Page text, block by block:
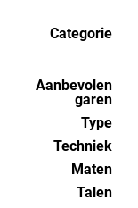
Categorie
Aanbevolen
garen
Type
Techniek
Maten
Talen